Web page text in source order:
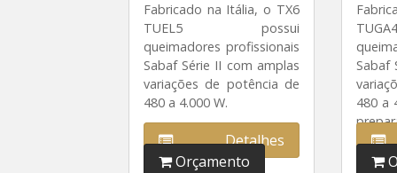
Fabricado na Itália, o TX6
TUEL5 possui
queimadores profissionais
Sabaf Série II com amplas
variações de potência de
480 a 4.000 W.
Detalhes
Orçamento
Sabaf
480 a
de